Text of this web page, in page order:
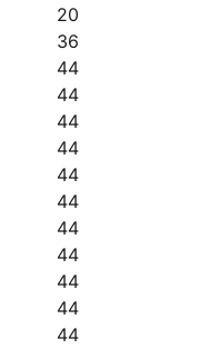
20
36
44
44
44
44
44
44
44
44
44
44
44